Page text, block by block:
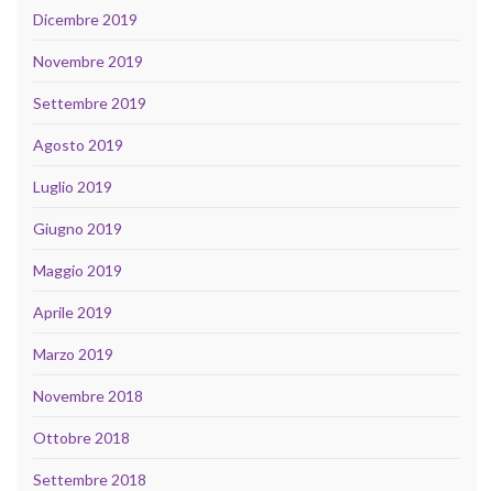
Dicembre 2019
Novembre 2019
Settembre 2019
Agosto 2019
Luglio 2019
Giugno 2019
Maggio 2019
Aprile 2019
Marzo 2019
Novembre 2018
Ottobre 2018
Settembre 2018